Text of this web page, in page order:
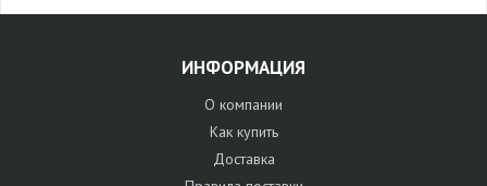
ИНФОРМАЦИЯ
О компании
Как купить
Доставка